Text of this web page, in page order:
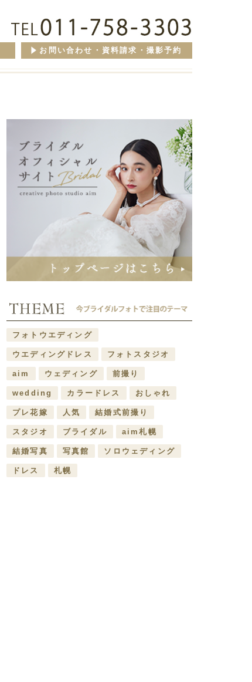
お問い合わせ・資料請求・撮影予約
フォトウエディング
ウエディングドレス フォトスタジオ
aim ウェディング 前撮り
wedding カラードレス おしゃれ
プレ花嫁 人気 結婚式前撮り
スタジオ ブライダル aim札幌
結婚写真 写真館 ソロウェディング
ドレス 札幌